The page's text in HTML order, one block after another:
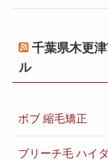
千葉県木更
ル
ボブ 縮毛矯正
ブリーチ毛 ハイ